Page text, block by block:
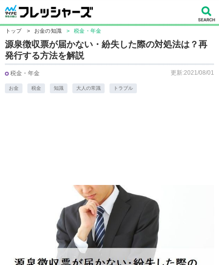
トップ > お金の知識 > 税金・年金
源泉徴収票が届かない・紛失した際の対処法は？再
発行する方法を解説
税金・年金 更新:2021/08/01
お金 税金 知識 大人の常識 トラブル